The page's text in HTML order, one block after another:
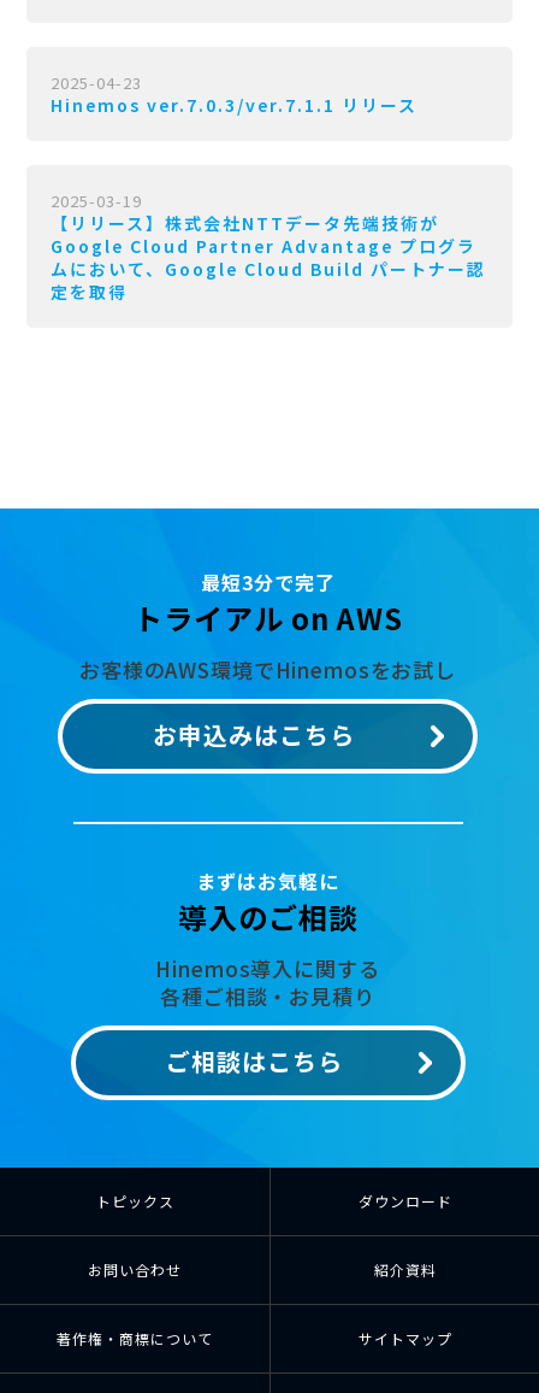
2025-04-23
Hinemos ver.7.0.3/ver.7.1.1 リリース
2025-03-19
【リリース】株式会社NTTデータ先端技術が
Google Cloud Partner Advantage プログラ
ムにおいて、Google Cloud Build パートナー認
定を取得
最短3分で完了
トライアル on AWS
お客様のAWS環境でHinemosをお試し
お申込みはこちら
まずはお気軽に
導入のご相談
Hinemos導入に関する
各種ご相談・お見積り
ご相談はこちら
トピックス ダウンロード
お問い合わせ 紹介資料
著作権・商標について サイトマップ